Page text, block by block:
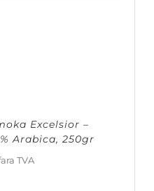
Excelsior –
Arabica, 250gr
TVA